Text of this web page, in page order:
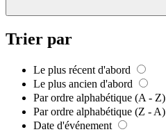
Trier par
Le plus récent d'abord
Le plus ancien d'abord
Par ordre alphabétique (A - Z)
Par ordre alphabétique (Z - A)
Date d'événement